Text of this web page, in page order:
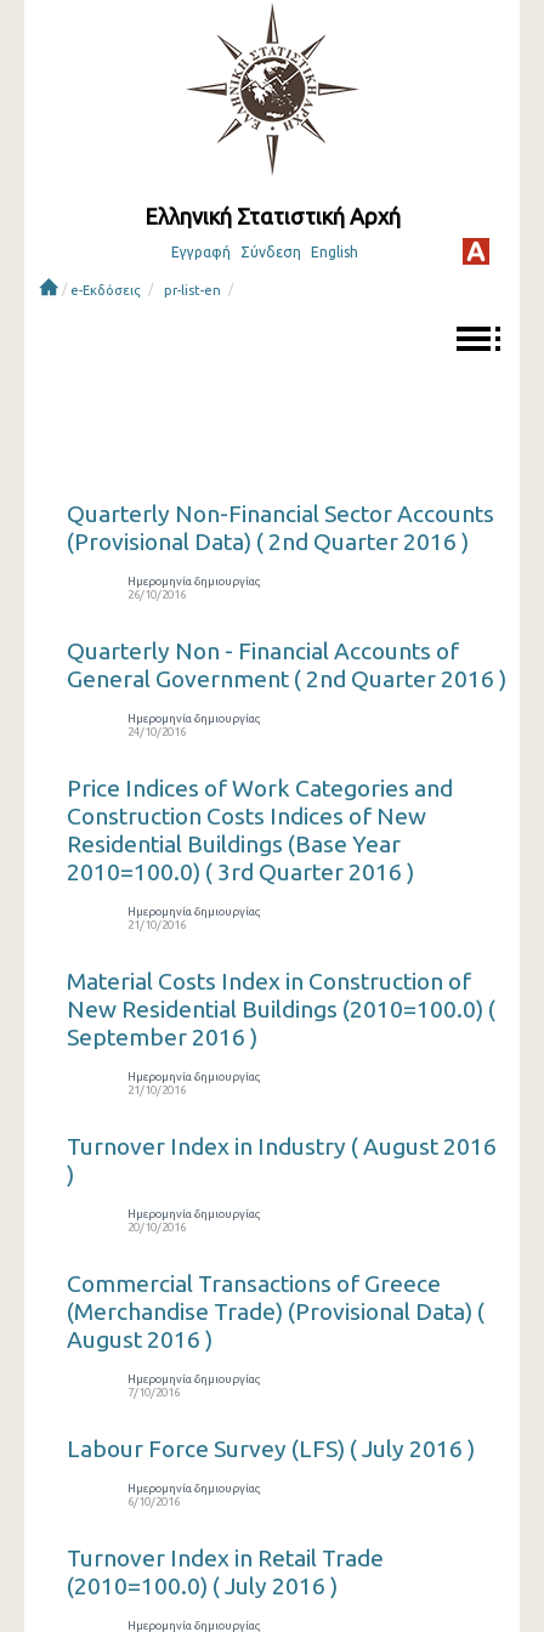
Ελληνική Στατιστική Αρχή
Εγγραφή Σύνδεση English
/ e-Εκδόσεις / pr-list-en /
Quarterly Non-Financial Sector Accounts
(Provisional Data) ( 2nd Quarter 2016 )
Ημερομηνία δημιουργίας
26/10/2016
Quarterly Non - Financial Accounts of
General Government ( 2nd Quarter 2016 )
Ημερομηνία δημιουργίας
24/10/2016
Price Indices of Work Categories and
Construction Costs Indices of New
Residential Buildings (Base Year
2010=100.0) ( 3rd Quarter 2016 )
Ημερομηνία δημιουργίας
21/10/2016
Material Costs Index in Construction of
New Residential Buildings (2010=100.0) (
September 2016 )
Ημερομηνία δημιουργίας
21/10/2016
Turnover Index in Industry ( August 2016
)
Ημερομηνία δημιουργίας
20/10/2016
Commercial Transactions of Greece
(Merchandise Trade) (Provisional Data) (
August 2016 )
Ημερομηνία δημιουργίας
7/10/2016
Labour Force Survey (LFS) ( July 2016 )
Ημερομηνία δημιουργίας
6/10/2016
Turnover Index in Retail Trade
(2010=100.0) ( July 2016 )
Ημερομηνία δημιουργίας